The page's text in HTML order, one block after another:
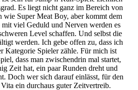
Es liegt nicht ganz im Bereich von
wie Super Meat Boy, aber kommt dem
viel Geduld und Nerven werden es
Level schaffen. Und selbst die
werden. Ich gebe offen zu, dass ich
Kategorie Spieler zähle. Für mich ist
dass man zwischendrin mal startet,
Zeit hat, ein paar Runden dreht und
Doch wer sich darauf einlässt, für den
ein durchaus guter Zeitvertreib.